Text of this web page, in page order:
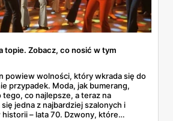
topie. Zobacz, co nosić w tym
powiew wolności, który wkrada się do
przypadek. Moda, jak bumerang,
tego, co najlepsze, a teraz na
się jedna z najbardziej szalonych i
– lata 70. Dzwony, które